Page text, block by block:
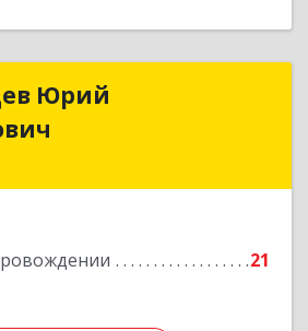
Юрий
21
ИП Брусянцев Юрий
Подробнее